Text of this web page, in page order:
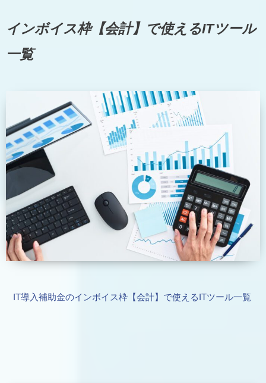
インボイス枠【会計】で使えるITツール
一覧
IT導入補助金のインボイス枠【会計】で使えるITツール一覧